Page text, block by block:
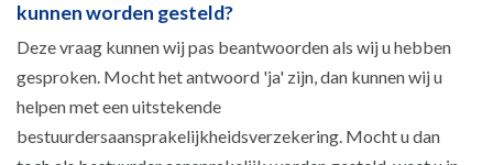
kunnen worden gesteld?
Deze vraag kunnen wij pas beantwoorden als wij u hebben
gesproken. Mocht het antwoord 'ja' zijn, dan kunnen wij u
helpen met een uitstekende
bestuurdersaansprakelijkheidsverzekering. Mocht u dan